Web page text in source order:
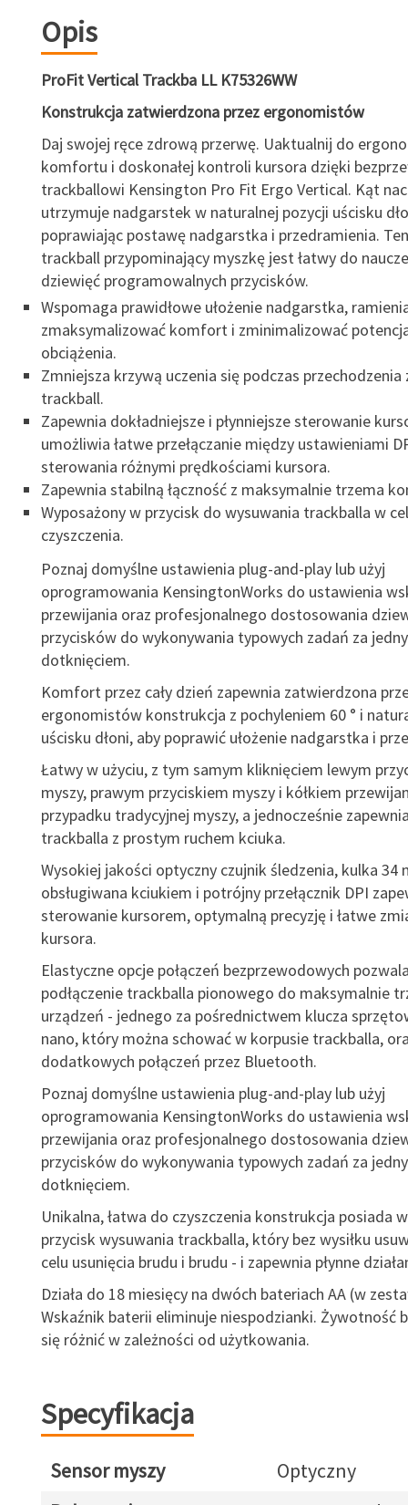
Opis
ProFit Vertical Trackba LL K75326WW
Konstrukcja zatwierdzona przez ergonomistów
Daj swojej ręce zdrową przerwę. Uaktualnij do
komfortu i doskonałej kontroli kursora dzięki
trackballowi Kensington Pro Fit Ergo Vertical. Kąt
utrzymuje nadgarstek w naturalnej pozycji uścisku
poprawiając postawę nadgarstka i przedramienia.
trackball przypominający myszkę jest łatwy do
dziewięć programowalnych przycisków.
Wspomaga prawidłowe ułożenie nadgarstka,
zmaksymalizować komfort i zminimalizować
obciążenia.
Zmniejsza krzywą uczenia się podczas przechodzenia
trackball.
Zapewnia dokładniejsze i płynniejsze sterowanie
umożliwia łatwe przełączanie między ustawieniami
sterowania różnymi prędkościami kursora.
Zapewnia stabilną łączność z maksymalnie trzema
Wyposażony w przycisk do wysuwania trackballa w
czyszczenia.
Poznaj domyślne ustawienia plug-and-play lub użyj
oprogramowania KensingtonWorks do ustawienia
przewijania oraz profesjonalnego dostosowania
przycisków do wykonywania typowych zadań za
dotknięciem.
Komfort przez cały dzień zapewnia zatwierdzona
ergonomistów konstrukcja z pochyleniem 60 ° i
uścisku dłoni, aby poprawić ułożenie nadgarstka i
Łatwy w użyciu, z tym samym kliknięciem lewym
myszy, prawym przyciskiem myszy i kółkiem
przypadku tradycyjnej myszy, a jednocześnie
trackballa z prostym ruchem kciuka.
Wysokiej jakości optyczny czujnik śledzenia, kulka 34
obsługiwana kciukiem i potrójny przełącznik DPI
sterowanie kursorem, optymalną precyzję i łatwe
kursora.
Elastyczne opcje połączeń bezprzewodowych
podłączenie trackballa pionowego do maksymalnie
urządzeń - jednego za pośrednictwem klucza
nano, który można schować w korpusie trackballa,
dodatkowych połączeń przez Bluetooth.
Poznaj domyślne ustawienia plug-and-play lub użyj
oprogramowania KensingtonWorks do ustawienia
przewijania oraz profesjonalnego dostosowania
przycisków do wykonywania typowych zadań za
dotknięciem.
Unikalna, łatwa do czyszczenia konstrukcja posiada
przycisk wysuwania trackballa, który bez wysiłku
celu usunięcia brudu i brudu - i zapewnia płynne
Działa do 18 miesięcy na dwóch bateriach AA (w
Wskaźnik baterii eliminuje niespodzianki. Żywotność
się różnić w zależności od użytkowania.
Specyfikacja
Sensor myszy
Optyczny